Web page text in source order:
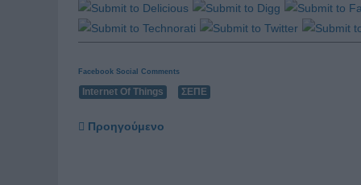
Facebook Social Comments
Internet Of Things ΣΕΠΕ
Προηγούμενο